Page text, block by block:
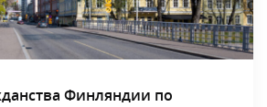
Финляндии по